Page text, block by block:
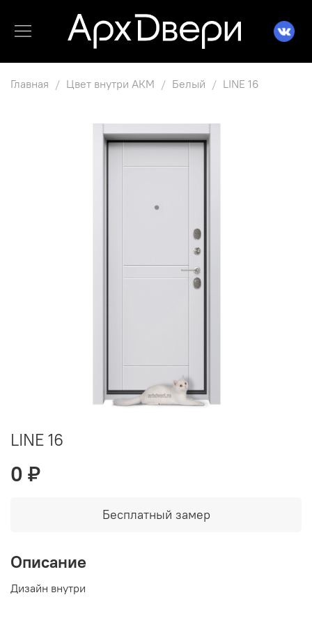
Главная Цвет внутри АКМ Белый LINE 16
LINE 16
0 ₽
Бесплатный замер
Описание
Дизайн внутри